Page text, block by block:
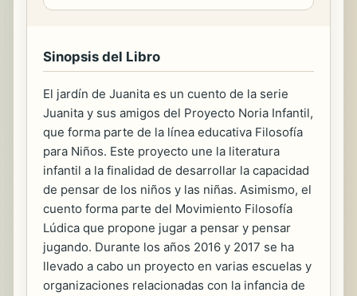
Sinopsis del Libro
El jardín de Juanita es un cuento de la serie
Juanita y sus amigos del Proyecto Noria Infantil,
que forma parte de la línea educativa Filosofía
para Niños. Este proyecto une la literatura
infantil a la finalidad de desarrollar la capacidad
de pensar de los niños y las niñas. Asimismo, el
cuento forma parte del Movimiento Filosofía
Lúdica que propone jugar a pensar y pensar
jugando. Durante los años 2016 y 2017 se ha
llevado a cabo un proyecto en varias escuelas y
organizaciones relacionadas con la infancia de